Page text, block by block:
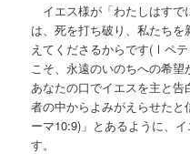
イエス様が「わたしはすで
は、死を打ち破り、私たち
えてくださるからです(Ⅰペ
こそ、永遠のいのちへの希
あなたの口でイエスを主と
者の中からよみがえらせたと
ーマ10:9)」とあるように、
す。